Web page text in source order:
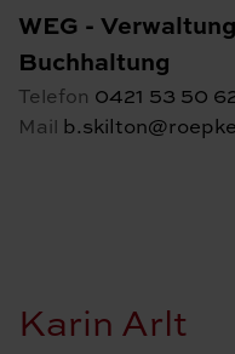
WEG - Verwaltung
Buchhaltung
Telefon 0421 53 50
Mail
Karin Arlt